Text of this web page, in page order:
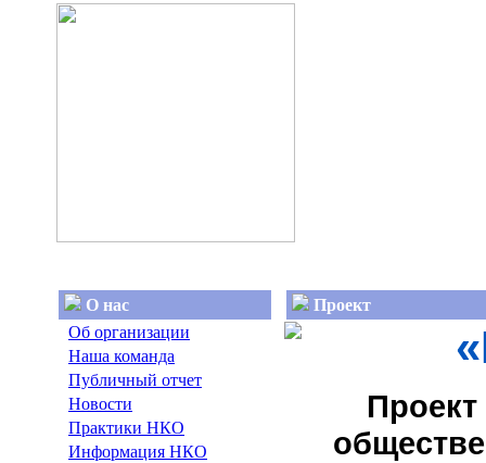
О нас
Об организации
Наша команда
Публичный отчет
Новости
Практики НКО
Информация НКО
Проект